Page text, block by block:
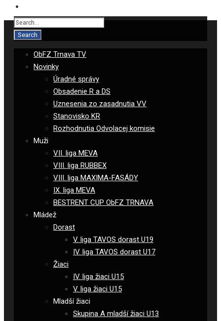
ObFZ Trnava TV
Novinky
Úradné správy
Obsadenie R a DS
Uznesenia zo zasadnutia VV
Stanovisko KR
Rozhodnutia Odvolacej komisie
Muži
VII. liga MEVA
VIII. liga RUBBEX
VIII. liga MAXIMA-FASÁDY
IX. liga MEVA
BESTRENT CUP ObFZ TRNAVA
Mládež
Dorast
V. liga TAVOS dorast U19
IV. liga TAVOS dorast U17
Žiaci
IV. liga žiaci U15
V. liga žiaci U15
Mladší žiaci
Skupina A mladší žiaci U13